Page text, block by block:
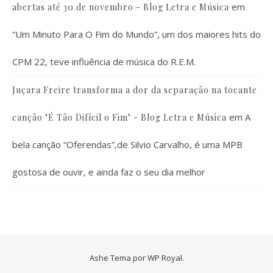
abertas até 30 de novembro - Blog Letra e Música em
“Um Minuto Para O Fim do Mundo”, um dos maiores hits do
CPM 22, teve influência de música do R.E.M.
Juçara Freire transforma a dor da separação na tocante
canção "É Tão Difícil o Fim" - Blog Letra e Música em A
bela canção “Oferendas”,de Silvio Carvalho, é uma MPB
gostosa de ouvir, e ainda faz o seu dia melhor
Ashe Tema porWP Royal.